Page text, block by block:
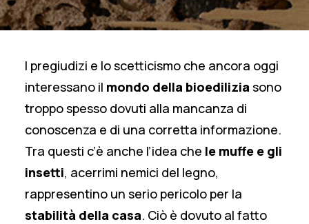
I pregiudizi e lo scetticismo che ancora oggi
interessano il mondo della bioedilizia sono
troppo spesso dovuti alla mancanza di
conoscenza e di una corretta informazione.
Tra questi c’è anche l’idea che le muffe e gli
insetti, acerrimi nemici del legno,
rappresentino un serio pericolo per la
stabilità della casa. Ciò è dovuto al fatto